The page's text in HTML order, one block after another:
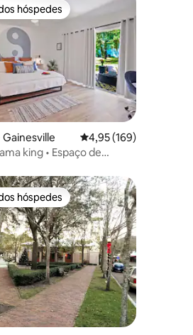
de 5, 262 avaliações
preferidos dos hóspedes
hóspedes
4,95 de uma avaliação
4,95 (169)
king • Espaço de
de 5, 158 avaliações
preferidos dos hóspedes
hóspedes